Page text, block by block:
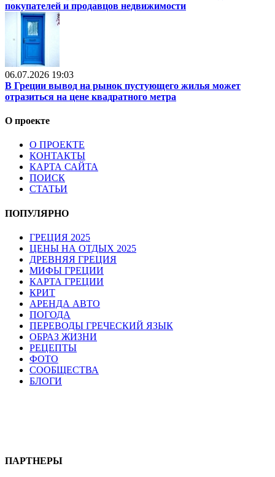
покупателей и продавцов недвижимости
06.07.2026 19:03
В Греции вывод на рынок пустующего жилья может
отразиться на цене квадратного метра
О проекте
О ПРОЕКТЕ
КОНТАКТЫ
КАРТА САЙТА
ПОИСК
СТАТЬИ
ПОПУЛЯРНО
ГРЕЦИЯ 2025
ЦЕНЫ НА ОТДЫХ 2025
ДРЕВНЯЯ ГРЕЦИЯ
МИФЫ ГРЕЦИИ
КАРТА ГРЕЦИИ
КРИТ
АРЕНДА АВТО
ПОГОДА
ПЕРЕВОДЫ ГРЕЧЕСКИЙ ЯЗЫК
ОБРАЗ ЖИЗНИ
РЕЦЕПТЫ
ФОТО
СООБЩЕСТВА
БЛОГИ
ПАРТНЕРЫ